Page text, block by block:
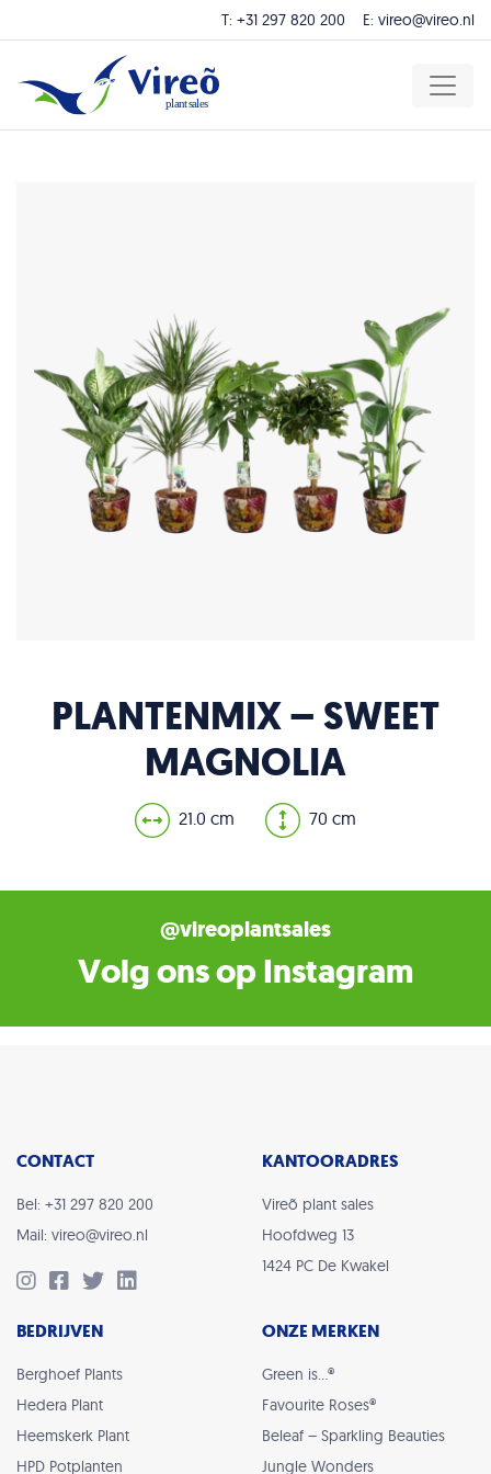
T: +31 297 820 200 E: vireo@vireo.nl
PLANTENMIX – SWEET
MAGNOLIA
21.0 cm 70 cm
@vireoplantsales
Volg ons op Instagram
CONTACT
Bel: +31 297 820 200
Mail: vireo@vireo.nl
KANTOORADRES
Vireõ plant sales
Hoofdweg 13
1424 PC De Kwakel
BEDRIJVEN
Berghoef Plants
Hedera Plant
Heemskerk Plant
HPD Potplanten
ONZE MERKEN
Green is…®
Favourite Roses®
Beleaf – Sparkling Beauties
Jungle Wonders